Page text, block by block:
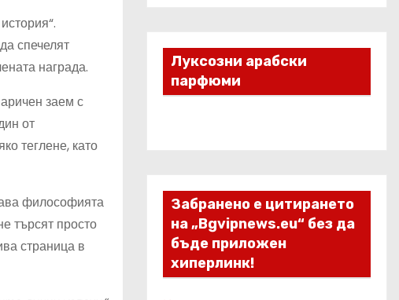
спечелят
награда.
заем с
от
теглене, като
философията
търсят просто
страница в
Луксозни арабски
парфюми
Забранено е цитирането
на „Bgvipnews.eu“ без да
бъде приложен
хиперлинк!